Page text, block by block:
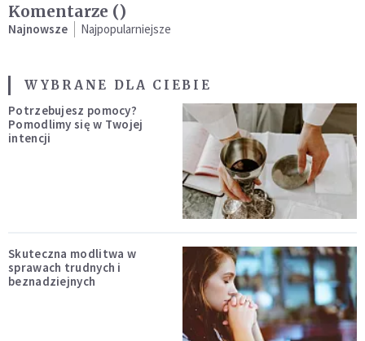
Komentarze ()
Najnowsze Najpopularniejsze
WYBRANE DLA CIEBIE
Potrzebujesz pomocy?
Pomodlimy się w Twojej
intencji
Skuteczna modlitwa w
sprawach trudnych i
beznadziejnych